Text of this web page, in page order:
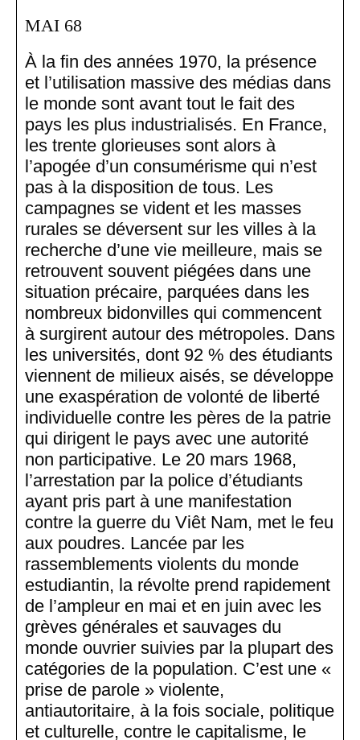
MAI 68
À la fin des années 1970, la présence
et l’utilisation massive des médias dans
le monde sont avant tout le fait des
pays les plus industrialisés. En France,
les trente glorieuses sont alors à
l’apogée d’un consumérisme qui n’est
pas à la disposition de tous. Les
campagnes se vident et les masses
rurales se déversent sur les villes à la
recherche d’une vie meilleure, mais se
retrouvent souvent piégées dans une
situation précaire, parquées dans les
nombreux bidonvilles qui commencent
à surgirent autour des métropoles. Dans
les universités, dont 92 % des étudiants
viennent de milieux aisés, se développe
une exaspération de volonté de liberté
individuelle contre les pères de la patrie
qui dirigent le pays avec une autorité
non participative. Le 20 mars 1968,
l’arrestation par la police d’étudiants
ayant pris part à une manifestation
contre la guerre du Viêt Nam, met le feu
aux poudres. Lancée par les
rassemblements violents du monde
estudiantin, la révolte prend rapidement
de l’ampleur en mai et en juin avec les
grèves générales et sauvages du
monde ouvrier suivies par la plupart des
catégories de la population. C’est une «
prise de parole » violente,
antiautoritaire, à la fois sociale, politique
et culturelle, contre le capitalisme, le